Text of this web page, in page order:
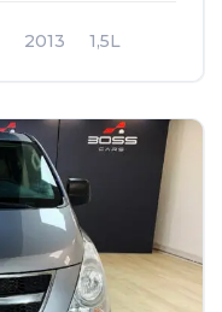
2013
1,5L